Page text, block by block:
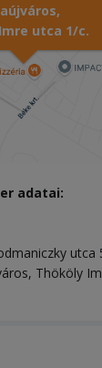
utca 1/c.
adatai:
utca
Thököly